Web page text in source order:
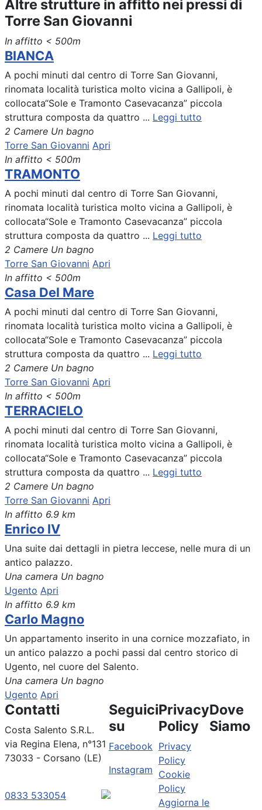
Altre strutture in affitto nei pressi di
Torre San Giovanni
In affitto < 500m
BIANCA
A pochi minuti dal centro di Torre San Giovanni,
rinomata località turistica molto vicina a Gallipoli, è
collocata“Sole e Tramonto Casevacanza” piccola
struttura composta da quattro ... Leggi tutto
2 Camere Un bagno
Torre San Giovanni Apri
In affitto < 500m
TRAMONTO
A pochi minuti dal centro di Torre San Giovanni,
rinomata località turistica molto vicina a Gallipoli, è
collocata“Sole e Tramonto Casevacanza” piccola
struttura composta da quattro ... Leggi tutto
2 Camere Un bagno
Torre San Giovanni Apri
In affitto < 500m
Casa Del Mare
A pochi minuti dal centro di Torre San Giovanni,
rinomata località turistica molto vicina a Gallipoli, è
collocata“Sole e Tramonto Casevacanza” piccola
struttura composta da quattro ... Leggi tutto
2 Camere Un bagno
Torre San Giovanni Apri
In affitto < 500m
TERRACIELO
A pochi minuti dal centro di Torre San Giovanni,
rinomata località turistica molto vicina a Gallipoli, è
collocata“Sole e Tramonto Casevacanza” piccola
struttura composta da quattro ... Leggi tutto
2 Camere Un bagno
Torre San Giovanni Apri
In affitto 6.9 km
Enrico IV
Una suite dai dettagli in pietra leccese, nelle mura di un
antico palazzo.
Una camera Un bagno
Ugento Apri
In affitto 6.9 km
Carlo Magno
Un appartamento inserito in una cornice mozzafiato, in
un antico palazzo a pochi passi dal centro storico di
Ugento, nel cuore del Salento.
Una camera Un bagno
Ugento Apri
Contatti
Costa Salento S.R.L.
via Regina Elena, n°131
73033 - Corsano (LE)
0833 533054
Seguici
su
Facebook
Instagram
Privacy
Policy
Privacy
Policy
Cookie
Policy
Aggiorna le
Dove
Siamo